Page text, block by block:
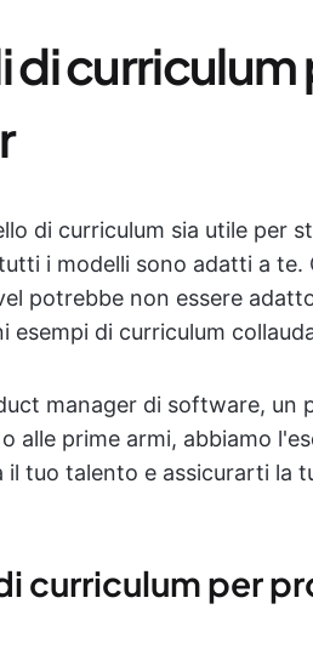
di
di curriculum sia utile per
i modelli sono adatti a te.
potrebbe non essere
esempi di curriculum
manager di software, un
alle prime armi, abbiamo
il tuo talento e assicurarti la
curriculum per